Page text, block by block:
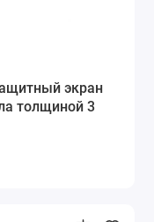
экран
толщиной 3